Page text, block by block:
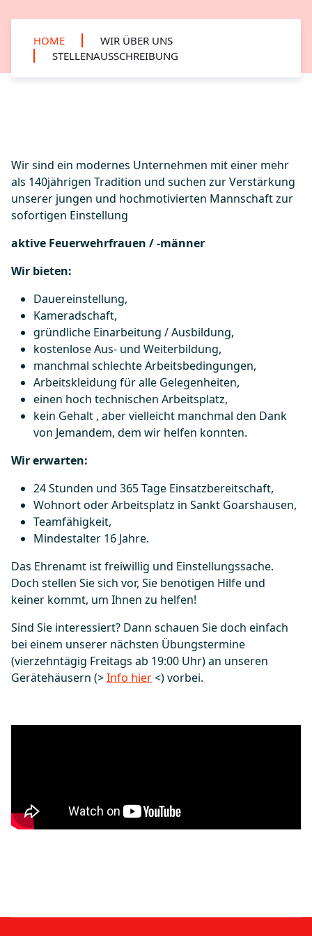
HOME
WIR ÜBER UNS
STELLENAUSSCHREIBUNG
Wir sind ein modernes Unternehmen mit einer mehr
als 140jährigen Tradition und suchen zur Verstärkung
unserer jungen und hochmotivierten Mannschaft zur
sofortigen Einstellung
aktive Feuerwehrfrauen / -männer
Wir bieten:
Dauereinstellung,
Kameradschaft,
gründliche Einarbeitung / Ausbildung,
kostenlose Aus- und Weiterbildung,
manchmal schlechte Arbeitsbedingungen,
Arbeitskleidung für alle Gelegenheiten,
einen hoch technischen Arbeitsplatz,
kein Gehalt , aber vielleicht manchmal den Dank
von Jemandem, dem wir helfen konnten.
Wir erwarten:
24 Stunden und 365 Tage Einsatzbereitschaft,
Wohnort oder Arbeitsplatz in Sankt Goarshausen,
Teamfähigkeit,
Mindestalter 16 Jahre.
Das Ehrenamt ist freiwillig und Einstellungssache.
Doch stellen Sie sich vor, Sie benötigen Hilfe und
keiner kommt, um Ihnen zu helfen!
Sind Sie interessiert? Dann schauen Sie doch einfach
bei einem unserer nächsten Übungstermine
(vierzehntägig Freitags ab 19:00 Uhr) an unseren
Gerätehäusern (>Info hier<) vorbei.